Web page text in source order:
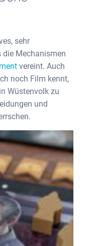
sehr
die Mechanismen
vereint. Auch
noch Film kennt,
Wüstenvolk zu
und